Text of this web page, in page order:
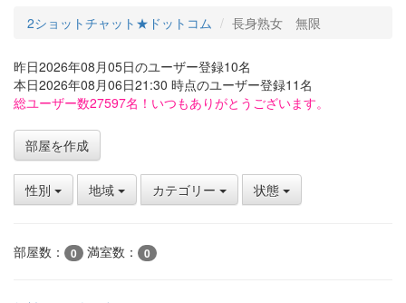
2ショットチャット★ドットコム 長身熟女 無限
昨日2026年08月05日のユーザー登録10名
本日2026年08月06日21:30 時点のユーザー登録11名
総ユーザー数27597名！いつもありがとうございます。
部屋を作成
性別 地域 カテゴリー 状態
部屋数： 0 満室数： 0